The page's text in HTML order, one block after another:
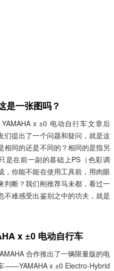
是一张图吗？
x ±0 电动自行车文章后
们提出了一个问题和疑问，就是这
相同的还是不同的？相同的是指另
是在前一副的基础上PS（色彩调
，你能不能在使用工具前，用肉眼
判断？我们刚推荐马未都，看过一
不难感受出鉴别之中的功夫，就是
揪出了纸老虎。大图见前文。
x ±0 电动自行车
合作推出了一辆限量版的电
——YAMAHA x ±0 Electro-Hybrid